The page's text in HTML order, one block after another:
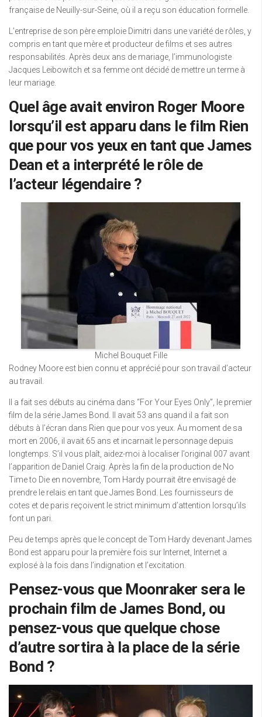
française de Neuilly-sur-Seine, où il a reçu son éducation formelle.
L’entreprise de son père emploie Dimitri dans une variété de rôles, y
compris en tant que mère et producteur de films et ses autres
responsabilités. Après deux ans de mariage, l’immunologiste
Jacques Leibowitch et sa femme ont décidé de mettre un terme à
leur mariage.
Quel âge avait environ Roger Moore
lorsqu’il est apparu dans le film Rien
que pour vos yeux en tant que James
Dean et a interprété le rôle de
l’acteur légendaire ?
Michel Bouquet Fille
Rodney Moore est bien connu et apprécié pour son travail d’acteur
au travail.
Il a fait ses débuts au cinéma dans “For Your Eyes Only”, le premier
film de la série James Bond. Il avait 53 ans quand il a fait son
débuts à l’écran dans Rien que pour vos yeux. Au moment de sa
mort en 2006, il avait 65 ans et incarnait le personnage depuis
longtemps. S’il vous plaît, aidez-moi à localiser l’original 007 avant
l’apparition de Daniel Craig. Après la fin de la production de No
Time to Die en novembre, Tom Hardy pourrait être envisagé de
prendre le relais en tant que James Bond. Les fournisseurs de
cotes et de paris reçoivent le strict minimum d’attention lorsqu’ils
font un pari.
Peu de temps après que le concept de Tom Hardy devenant James
Bond est apparu pour la première fois sur Internet, Internet a
explosé à la fois dans l’indignation et l’excitation.
Pensez-vous que Moonraker sera le
prochain film de James Bond, ou
pensez-vous que quelque chose
d’autre sortira à la place de la série
Bond ?